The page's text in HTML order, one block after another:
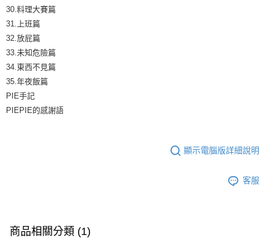
30.料理大賽篇
31.上班篇
32.放屁篇
33.未知危險篇
34.東西不見篇
35.年夜飯篇
PIE手記
PIEPIE的感謝語
顯示電腦版詳細說明
客服
商品相關分類 (1)